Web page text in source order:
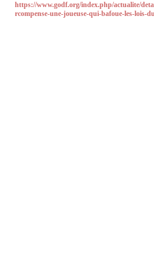
https://www.godf.org/index.php/actualite/
rcompense-une-joueuse-qui-bafoue-les-lois-